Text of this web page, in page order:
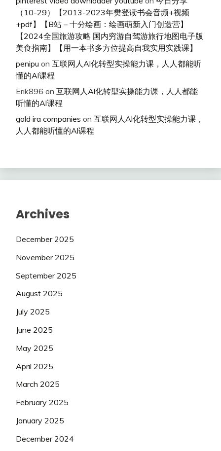
（10-29）【2013-2023年樊登读书会音频+视频
+pdf】【B站 – 十分绘画：绘画萌新入门创造营】
【2024全国旅游攻略 国内穷游自驾游旅行地图电子版
美食指南】【用一本书多方位提高自我实用实践课】
penipu on 互联网人Al化转型实操能力课，人人都能听
懂的Al课程
Erik896 on 互联网人Al化转型实操能力课，人人都能
听懂的Al课程
gold ira companies on 互联网人Al化转型实操能力课，
人人都能听懂的Al课程
Archives
December 2025
November 2025
September 2025
August 2025
July 2025
June 2025
May 2025
April 2025
March 2025
February 2025
January 2025
December 2024